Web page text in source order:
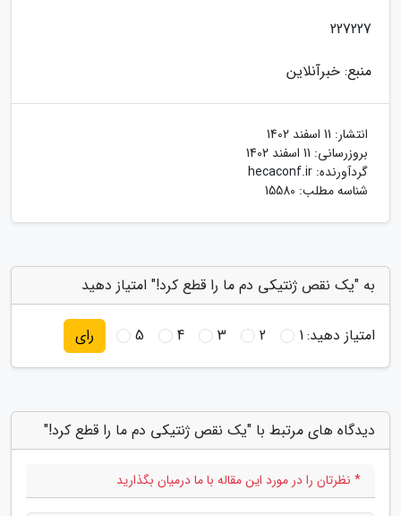
227227
منبع: خبرآنلاین
انتشار: 11 اسفند 1402
بروزرسانی: 11 اسفند 1402
گردآورنده: hecaconf.ir
شناسه مطلب: 15580
به "یک نقص ژنتیکی دم ما را قطع کرد!" امتیاز دهید
امتیاز دهید:1
2
3
4
5 رای
دیدگاه های مرتبط با "یک نقص ژنتیکی دم ما را قطع کرد!"
* نظرتان را در مورد این مقاله با ما درمیان بگذارید